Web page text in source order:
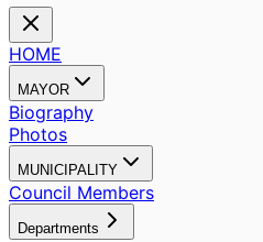
HOME
MAYOR
Biography
Photos
MUNICIPALITY
Council Members
Departments